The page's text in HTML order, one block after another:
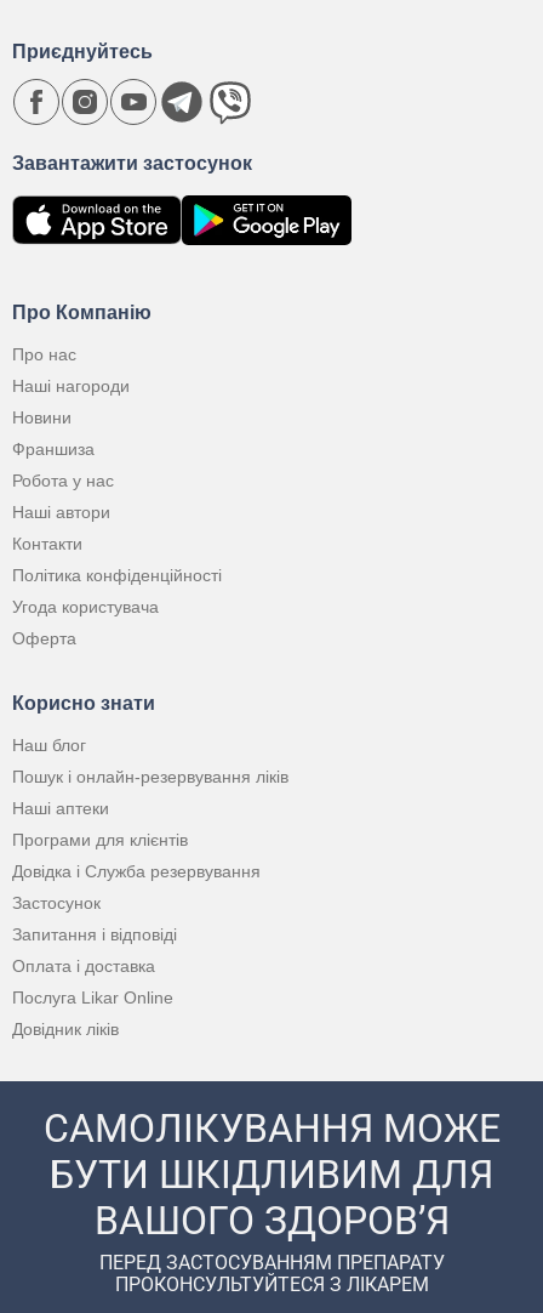
Про Компанію
Про нас
Наші нагороди
Новини
Франшиза
Робота у нас
Наші автори
Контакти
Політика конфіденційності
Угода користувача
Оферта
Корисно знати
Наш блог
Пошук і онлайн-резервування ліків
Наші аптеки
Програми для клієнтів
Довідка і Служба резервування
Застосунок
Запитання і відповіді
Оплата і доставка
Послуга Likar Online
Довідник ліків
Завантажити застосунок
Приєднуйтесь
САМОЛІКУВАННЯ МОЖЕ
БУТИ ШКІДЛИВИМ ДЛЯ
ВАШОГО ЗДОРОВ’Я
ПЕРЕД ЗАСТОСУВАННЯМ ПРЕПАРАТУ
ПРОКОНСУЛЬТУЙТЕСЯ З ЛІКАРЕМ